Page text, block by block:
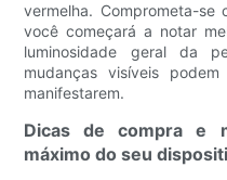
vermelha. Comprometa-
você começará a notar
luminosidade geral da
mudanças visíveis
manifestarem.
Dicas de compra e
máximo do seu